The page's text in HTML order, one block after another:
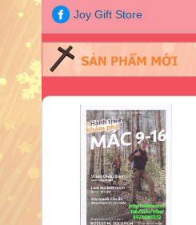
Joy Gift Store